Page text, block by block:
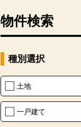
物件検索
種別選択
土地
一戸建て